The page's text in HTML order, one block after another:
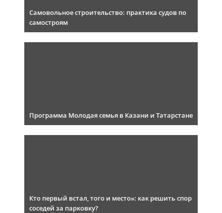
Самовольное строительство: практика судов по
самостроям
Программа Молодая семья в Казани и Татарстане
Кто первый встал, того и место»: как решить спор
соседей за парковку?